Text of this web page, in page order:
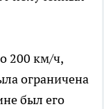
200 км/ч,
ограничена
был его